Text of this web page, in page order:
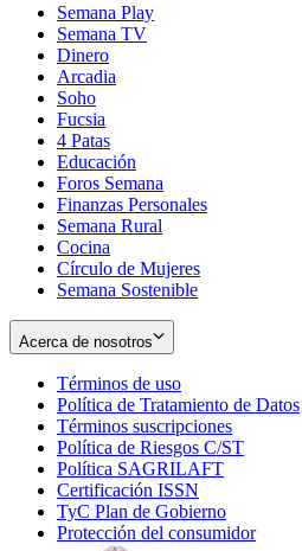
Semana Play
Semana TV
Dinero
Arcadia
Soho
in
new
window
Fucsia
in
new
window
4 Patas
Educación
Foros Semana
Finanzas Personales
Semana Rural
Cocina
Círculo de Mujeres
Semana Sostenible
Acerca de nosotros
Términos de uso
in
new
window
Política de Tratamiento de Datos
Términos suscripciones
in
Política de Riesgos C/ST
Política SAGRILAFT
new
window
Certificación ISSN
in
new
TyC Plan de Gobierno
in
Protección del consumidorOpens